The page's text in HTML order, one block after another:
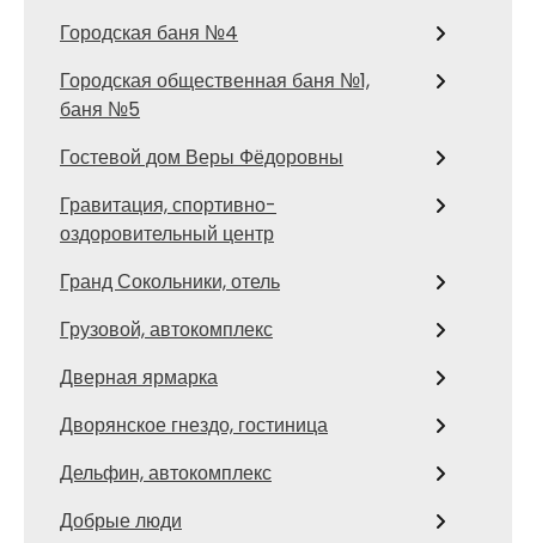
Городская баня №4
Городская общественная баня №1,
баня №5
Гостевой дом Веры Фёдоровны
Гравитация, спортивно-
оздоровительный центр
Гранд Сокольники, отель
Грузовой, автокомплекс
Дверная ярмарка
Дворянское гнездо, гостиница
Дельфин, автокомплекс
Добрые люди